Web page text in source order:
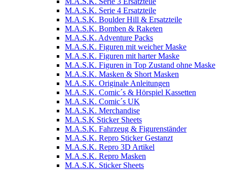
M.A.S.K. Serie 4 Ersatzteile
M.A.S.K. Boulder Hill & Ersatzteile
M.A.S.K. Bomben & Raketen
M.A.S.K. Adventure Packs
M.A.S.K. Figuren mit weicher Maske
M.A.S.K. Figuren mit harter Maske
M.A.S.K. Figuren in Top Zustand ohne Maske
M.A.S.K. Masken & Short Masken
M.A.S.K. Originale Anleitungen
M.A.S.K. Comic´s & Hörspiel Kassetten
M.A.S.K. Comic´s UK
M.A.S.K. Merchandise
M.A.S.K Sticker Sheets
M.A.S.K. Fahrzeug & Figurenständer
M.A.S.K. Repro Sticker Gestanzt
M.A.S.K. Repro 3D Artikel
M.A.S.K. Repro Masken
M.A.S.K. Sticker Sheets